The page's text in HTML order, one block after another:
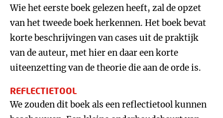
Wie het eerste boek gelezen heeft, zal de opzet
van het tweede boek herkennen. Het boek bevat
korte beschrijvingen van cases uit de praktijk
van de auteur, met hier en daar een korte
uiteenzetting van de theorie die aan de orde is.
REFLECTIETOOL
We zouden dit boek als een reflectietool kunnen